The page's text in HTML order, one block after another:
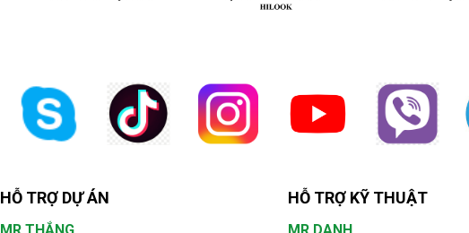
HỖ TRỢ DỰ ÁN HỖ TRỢ KỸ THUẬT